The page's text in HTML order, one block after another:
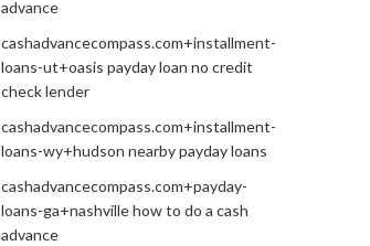
advance
cashadvancecompass.com+installment-
loans-ut+oasis payday loan no credit
check lender
cashadvancecompass.com+installment-
loans-wy+hudson nearby payday loans
cashadvancecompass.com+payday-
loans-ga+nashville how to do a cash
advance